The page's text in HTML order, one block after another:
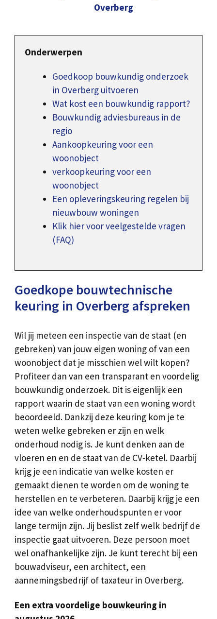
Overberg
Onderwerpen
Goedkoop bouwkundig onderzoek
in Overberg uitvoeren
Wat kost een bouwkundig rapport?
Bouwkundig adviesbureaus in de
regio
Aankoopkeuring voor een
woonobject
verkoopkeuring voor een
woonobject
Een opleveringskeuring regelen bij
nieuwbouw woningen
Klik hier voor veelgestelde vragen
(FAQ)
Goedkope bouwtechnische
keuring in Overberg afspreken
Wil jij meteen een inspectie van de staat (en
gebreken) van jouw eigen woning of van een
woonobject dat je misschien wel wilt kopen?
Profiteer dan van een transparant en voordelig
bouwkundig onderzoek. Dit is eigenlijk een
rapport waarin de staat van een woning wordt
beoordeeld. Dankzij deze keuring kom je te
weten welke gebreken er zijn en welk
onderhoud nodig is. Je kunt denken aan de
vloeren en en de staat van de CV-ketel. Daarbij
krijg je een indicatie van welke kosten er
gemaakt dienen te worden om de woning te
herstellen en te verbeteren. Daarbij krijg je een
idee van welke onderhoudspunten er voor
lange termijn zijn. Jij beslist zelf welk bedrijf de
inspectie gaat uitvoeren. Deze persoon moet
wel onafhankelijke zijn. Je kunt terecht bij een
bouwadviseur, een architect, een
aannemingsbedrijf of taxateur in Overberg.
Een extra voordelige bouwkeuring in